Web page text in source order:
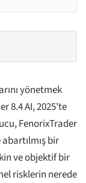
yönetmek
8.4 AI, 2025'te
FenorixTrader
bir
ve objektif bir
risklerin nerede